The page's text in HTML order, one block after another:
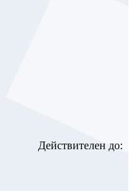
Действителен до: